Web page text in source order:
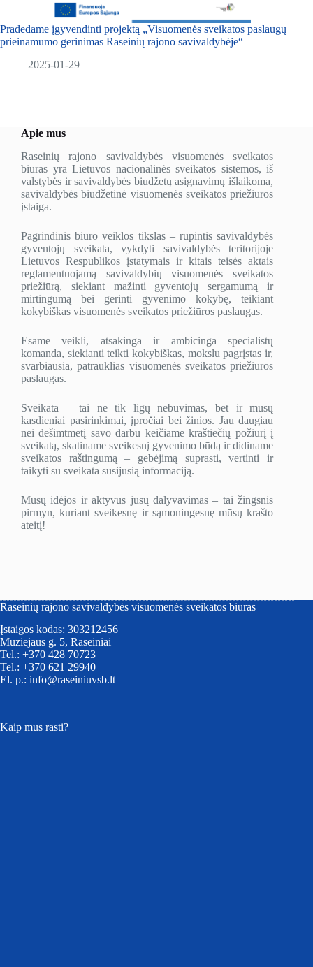
Pradedame įgyvendinti projektą „Visuomenės sveikatos paslaugų
prieinamumo gerinimas Raseinių rajono savivaldybėje“
2025-01-29
Apie mus
Raseinių rajono savivaldybės visuomenės sveikatos
biuras yra Lietuvos nacionalinės sveikatos sistemos, iš
valstybės ir savivaldybės biudžetų asignavimų išlaikoma,
savivaldybės biudžetinė visuomenės sveikatos priežiūros
įstaiga.
Pagrindinis biuro veiklos tikslas – rūpintis savivaldybės
gyventojų sveikata, vykdyti savivaldybės teritorijoje
Lietuvos Respublikos įstatymais ir kitais teisės aktais
reglamentuojamą savivaldybių visuomenės sveikatos
priežiūrą, siekiant mažinti gyventojų sergamumą ir
mirtingumą bei gerinti gyvenimo kokybę, teikiant
kokybiškas visuomenės sveikatos priežiūros paslaugas.
Esame veikli, atsakinga ir ambicinga specialistų
komanda, siekianti teikti kokybiškas, mokslu pagrįstas ir,
svarbiausia, patrauklias visuomenės sveikatos priežiūros
paslaugas.
Sveikata – tai ne tik ligų nebuvimas, bet ir mūsų
kasdieniai pasirinkimai, įpročiai bei žinios. Jau daugiau
nei dešimtmetį savo darbu keičiame kraštiečių požiūrį į
sveikatą, skatiname sveikesnį gyvenimo būdą ir didiname
sveikatos raštingumą – gebėjimą suprasti, vertinti ir
taikyti su sveikata susijusią informaciją.
Mūsų idėjos ir aktyvus jūsų dalyvavimas – tai žingsnis
pirmyn, kuriant sveikesnę ir sąmoningesnę mūsų krašto
ateitį!
Raseinių rajono savivaldybės visuomenės sveikatos biuras
Įstaigos kodas: 303212456
Muziejaus g. 5, Raseiniai
Tel.: +370 428 70723
Tel.: +370 621 29940
El. p.: info@raseiniuvsb.lt
Kaip mus rasti?